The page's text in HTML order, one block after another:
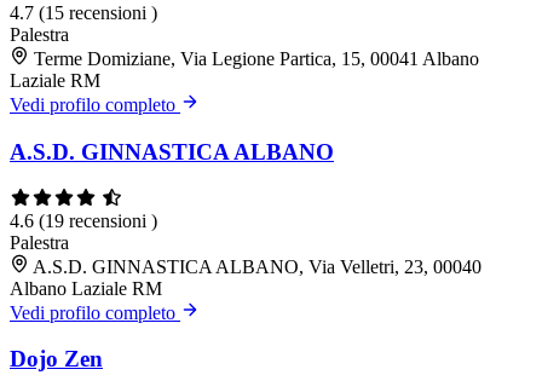
4.7 (15 recensioni )
Palestra
Terme Domiziane, Via Legione Partica, 15, 00041 Albano
Laziale RM
Vedi profilo completo
A.S.D. GINNASTICA ALBANO
4.6 (19 recensioni )
Palestra
A.S.D. GINNASTICA ALBANO, Via Velletri, 23, 00040
Albano Laziale RM
Vedi profilo completo
Dojo Zen